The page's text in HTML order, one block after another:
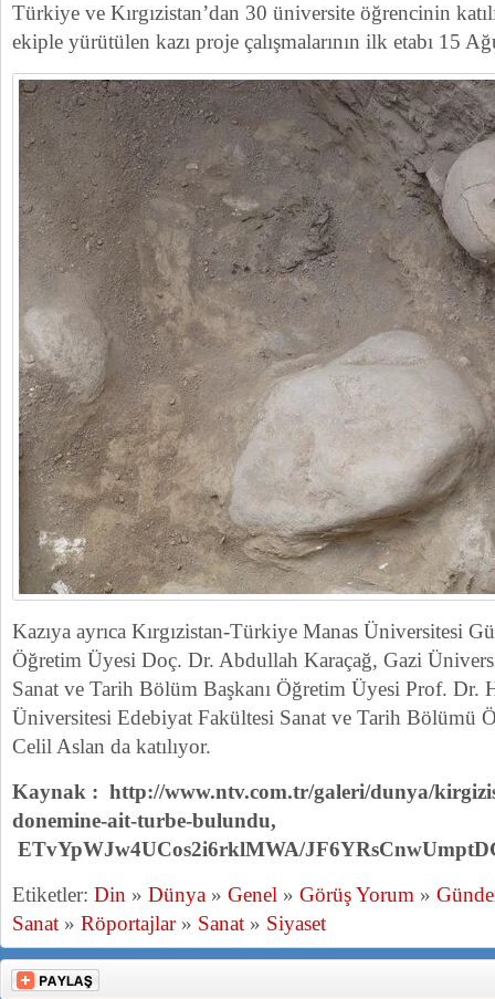
Türkiye ve Kırgızistan’dan 30 üniversite öğrencinin
ekiple yürütülen kazı proje çalışmalarının ilk etabı 15
Kazıya ayrıca Kırgızistan-Türkiye Manas Üniversitesi
Öğretim Üyesi Doç. Dr. Abdullah Karaçağ, Gazi
Sanat ve Tarih Bölüm Başkanı Öğretim Üyesi Prof. Dr.
Üniversitesi Edebiyat Fakültesi Sanat ve Tarih Bölümü
Celil Aslan da katılıyor.
Kaynak : http://www.ntv.com.tr/galeri/dunya/
donemine-ait-turbe-bulundu,
ETvYpWJw4UCos2i6rklMWA/
Etiketler: Din » Dünya » Genel » Görüş Yorum »
Sanat » Röportajlar» Sanat » Siyaset